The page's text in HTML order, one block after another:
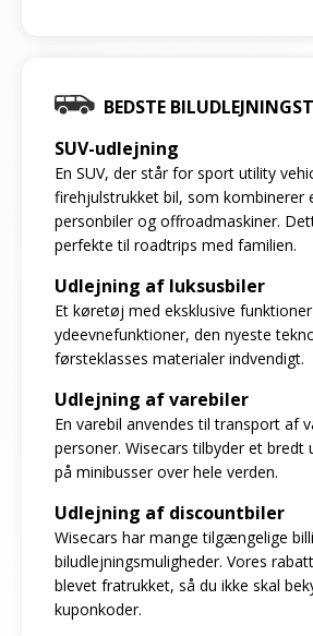
BEDSTE
SUV-udlejning
En SUV, der står for sport utility
firehjulstrukket bil, som kombinerer
personbiler og offroadmaskiner.
perfekte til roadtrips med familien.
Udlejning af luksusbiler
Et køretøj med eksklusive
ydeevnefunktioner, den nyeste
førsteklasses materialer indvendigt.
Udlejning af varebiler
En varebil anvendes til transport af
personer. Wisecars tilbyder et bredt
på minibusser over hele verden.
Udlejning af discountbiler
Wisecars har mange tilgængelige
biludlejningsmuligheder. Vores
blevet fratrukket, så du ikke skal
kuponkoder.